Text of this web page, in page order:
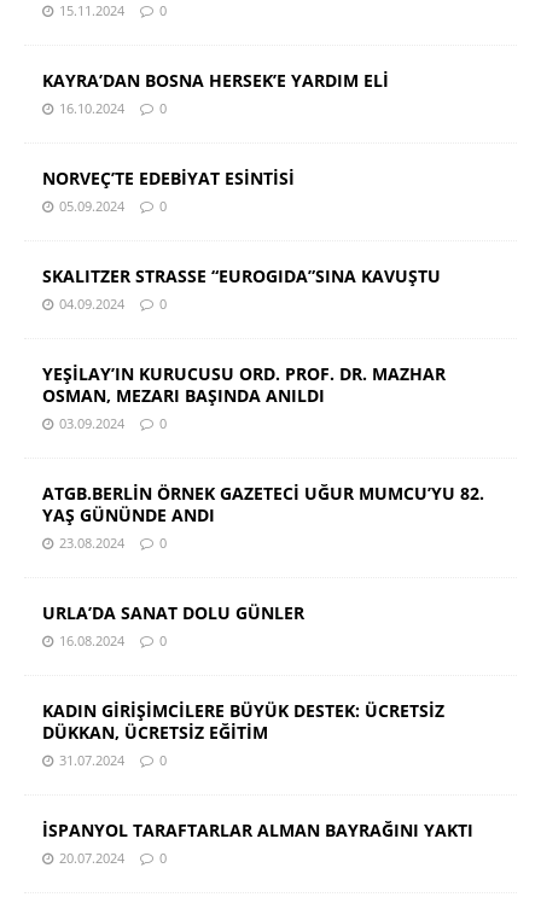
15.11.2024 0
KAYRA’DAN BOSNA HERSEK’E YARDIM ELİ
16.10.2024 0
NORVEÇ’TE EDEBİYAT ESİNTİSİ
05.09.2024 0
SKALITZER STRASSE “EUROGIDA”SINA KAVUŞTU
04.09.2024 0
YEŞİLAY’IN KURUCUSU ORD. PROF. DR. MAZHAR
OSMAN, MEZARI BAŞINDA ANILDI
03.09.2024 0
ATGB.BERLİN ÖRNEK GAZETECİ UĞUR MUMCU’YU 82.
YAŞ GÜNÜNDE ANDI
23.08.2024 0
URLA’DA SANAT DOLU GÜNLER
16.08.2024 0
KADIN GİRİŞİMCİLERE BÜYÜK DESTEK: ÜCRETSİZ
DÜKKAN, ÜCRETSİZ EĞİTİM
31.07.2024 0
İSPANYOL TARAFTARLAR ALMAN BAYRAĞINI YAKTI
20.07.2024 0